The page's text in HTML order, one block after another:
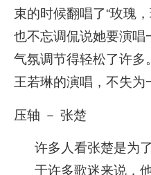
束的时候翻唱了“玫瑰
也不忘调侃说她要演
气氛调节得轻松了许
王若琳的演唱，不失为
压轴 － 张楚
许多人看张楚是为
于许多歌迷来说，